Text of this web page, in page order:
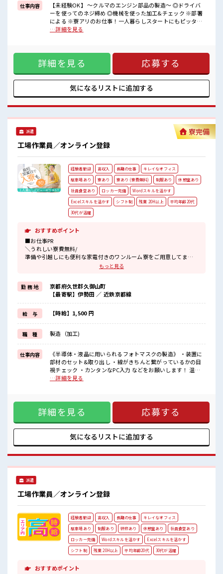
■職場の雰囲気
《男性スタッフさんも多数カツヤク中》
分からないことも聞きやすい職場！
「吉富」駅より無料送迎バス有★
売店・社員食堂・ロッカー完備！
仕事内容
【未経験OK】 ～クルマのエンジン部品の製造～ ◎ドライバ
ーを使ってのネジ締め ◎機械を使った加工&チェック ※部署
による ※寮アリのお仕事！一人暮らしスタートにもピッタリ
♪ ■お仕事PR ＼◎*人気の京都エリアで1人暮らし◎*/ なん
ススメ↓↓ TV/冷蔵庫/洗濯機/エアコンなどは備え付け！ 赴任
時は現地までの移動交通費も規定支給！ ＼◎*無期雇用派遣
◎*/ ◎当社と期間制限のない雇用契約を結んだ上で、 派遣先
で働けます◎ 大手企業の技術を身につけてスキルUPを目指し
ませんか(*≧∀≦) ■職場の雰囲気 《男性スタッフさんも多数
カツヤク中》 分からないことも聞きやすい職場！ 空調完備で
「吉富」駅より無料送迎バス有★ 売店・社員食堂・ロッカー
完備！ #ryo
…詳細を見る
詳細を見る 応募する
気になるリストに追加する
派遣
工場作業員／オンライン登録
寮完備
経験者歓迎 高収入 長期の仕事
キレイなオフィス
駐車場あり
寮あり 寮あり (寮費無料) 制服あり
休憩室あり
社員食堂あり
ロッカー完備
Wordスキルを活かす
Excelスキルを活かす
シフト制 残業 20H以上
平均年齢20代
30代が活躍
おすすめポイント
■お仕事PR
＼うれしい寮費無料/
準備や引越しにも便利な家電付きのワンルーム寮をご用意してま
現地までの移動交通費も支給！
なので遠方からお越しの方も安心です♪
＼おすすめポイント/
クリーンルーム内で室内の温度・湿度もキチンと管理されており、
季節に関係なく年間通して働きやすい環境です。
クリーンルームでの作業や、
交替勤務の経験がある方もお待ちしております！
丁寧な研修があるので安心してスタートできますよ♪
■職場の雰囲気
《20代～30代の男性スタッフさん多数カツヤク中》
キレイ&空調完備でカイテキな職場環境☆
休憩所/ロッカーあり！
もっと見る
勤 務 地
京都府久世郡久御山町
【最寄駅】伊勢田 ／ 近鉄京都線
給 与 【時給】1,500 円
職 種 製造（加工)
仕事内容
《半導体・液晶に用いられるフォトマスクの製造》 ・装置に
部材のセット&取り出し ・線がきちんと繋がっているかの目
視チェック ・カンタンなPC入力 などをお願いします！ 温度
23℃、湿度40～50%のクリーンルームでの作業！ ※寮アリの
ム寮をご用意してます。 寮には駐車場も完備でマイカー通勤
もOK！ 現地までの移動交通費も支給！ なので遠方からお越
しの方も安心です♪ ＼おすすめポイント/ クリーンルーム内
で室内の温度・湿度もキチンと管理されており、 季節に関係
なく年間通して働きやすい環境です。 クリーンルームでの作
業や、 交替勤務の経験がある方もお待ちしております！ 丁寧
囲気 《20代～30代の男性スタッフさん多数カツヤク中》 キレ
イ&空調完備でカイテキな職場環境☆ 近くにコンビニがある
…詳細を見る
詳細を見る 応募する
気になるリストに追加する
派遣
工場作業員／オンライン登録
経験者歓迎 高収入 長期の仕事
キレイなオフィス
駐車場あり
制服あり 研修あり 休憩室あり
社員食堂あり
ロッカー完備
Wordスキルを活かす
Excelスキルを活かす
シフト制
残業 20H以上 平均年齢20代 30代が活躍
おすすめポイント